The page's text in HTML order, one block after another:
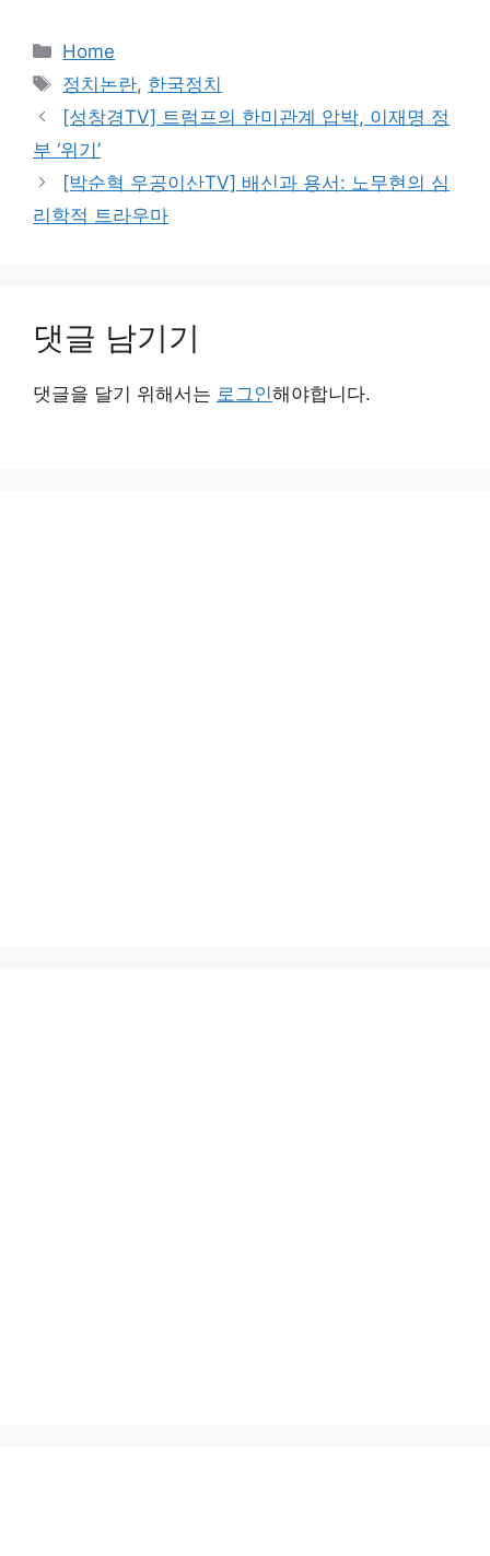
카
테
리
Home
태
그
정치논란, 한국정치
[성창경TV] 트럼프의 한미관계 압박, 이재명 정
부 ‘위기’
[박순혁 우공이산TV] 배신과 용서: 노무현의 심
리학적 트라우마
댓글 남기기
댓글을 달기 위해서는 로그인해야합니다.